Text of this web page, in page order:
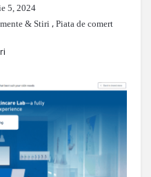
5, 2024
& Stiri, Piata de comert